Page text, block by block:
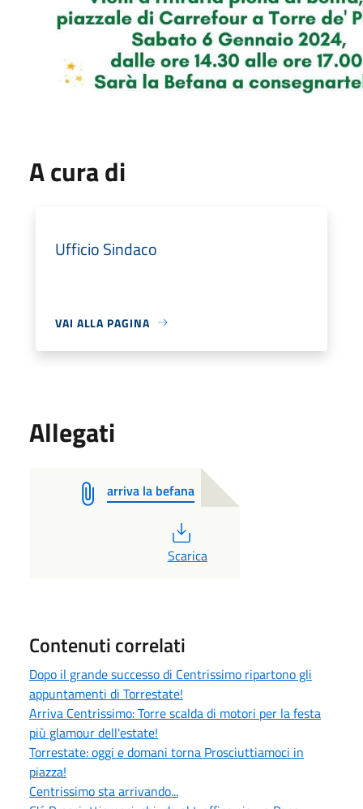
A cura di
Ufficio Sindaco
VAI ALLA PAGINA
Allegati
arriva la befana
PDF
Scarica
Contenuti correlati
Dopo il grande successo di Centrissimo ripartono gli
appuntamenti di Torrestate!
Arriva Centrissimo: Torre scalda di motori per la festa
più glamour dell'estate!
Torrestate: oggi e domani torna Prosciuttiamoci in
piazza!
Centrissimo sta arrivando...